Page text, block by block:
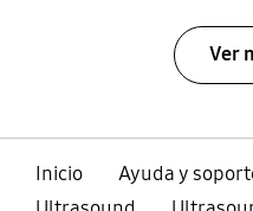
Ver
Inicio
Ayuda y